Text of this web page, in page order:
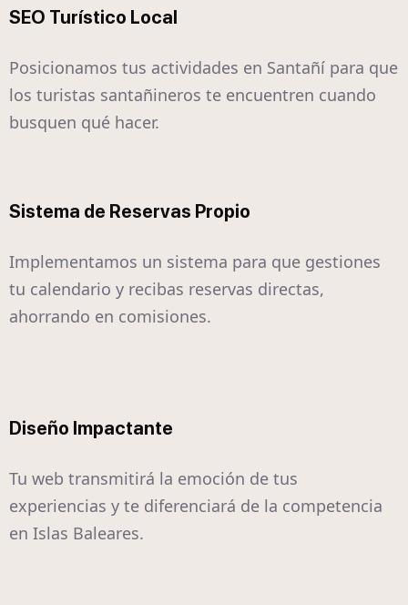
SEO Turístico Local
Posicionamos tus actividades en Santañí para que
los turistas santañineros te encuentren cuando
busquen qué hacer.
Sistema de Reservas Propio
Implementamos un sistema para que gestiones
tu calendario y recibas reservas directas,
ahorrando en comisiones.
Diseño Impactante
Tu web transmitirá la emoción de tus
experiencias y te diferenciará de la competencia
en Islas Baleares.